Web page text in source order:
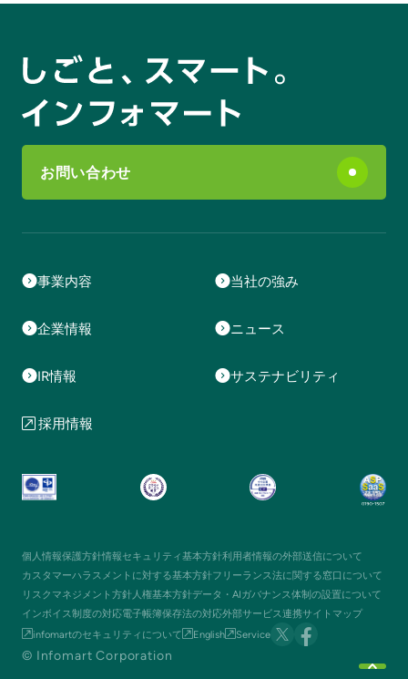
お問い合わせ
事業内容 当社の強み
企業情報 ニュース
IR情報 サステナビリティ
採用情報
個人情報保護方針情報セキュリティ基本方針利用者情報の外部送信について
カスタマーハラスメントに対する基本方針フリーランス法に関する窓口について
リスクマネジメント方針 人権基本方針データ・AIガバナンス体制の設置について
インボイス制度の対応電子帳簿保存法の対応外部サービス連携サイトマップ
infomartのセキュリティについて
English Service
© Infomart Corporation